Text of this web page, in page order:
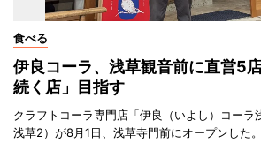
食べる
伊良コーラ、浅草観音前に直営
続く店」目指す
クラフトコーラ専門店「伊良（いよし）コーラ
浅草2）が8月1日、浅草寺門前にオープンした。